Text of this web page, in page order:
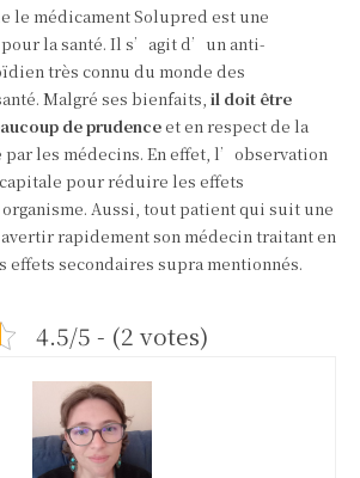
le médicament Solupred est une
la santé. Il s’agit d’un anti-
très connu du monde des
Malgré ses bienfaits, il doit être
de prudenceet en respect de la
les médecins. En effet, l’observation
pour réduire les effets
Aussi, tout patient qui suit une
rapidement son médecin traitant en
effets secondaires supra mentionnés.
4.5/5 - (2 votes)